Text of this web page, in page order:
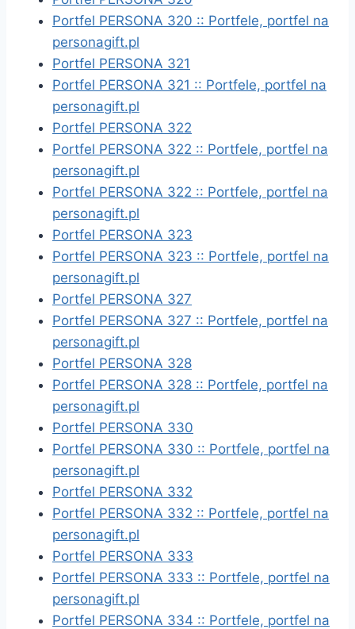
Portfel PERSONA 320 :: Portfele, portfel na
personagift.pl
Portfel PERSONA 321
Portfel PERSONA 321 :: Portfele, portfel na
personagift.pl
Portfel PERSONA 322
Portfel PERSONA 322 :: Portfele, portfel na
personagift.pl
Portfel PERSONA 322 :: Portfele, portfel na
personagift.pl
Portfel PERSONA 323
Portfel PERSONA 323 :: Portfele, portfel na
personagift.pl
Portfel PERSONA 327
Portfel PERSONA 327 :: Portfele, portfel na
personagift.pl
Portfel PERSONA 328
Portfel PERSONA 328 :: Portfele, portfel na
personagift.pl
Portfel PERSONA 330
Portfel PERSONA 330 :: Portfele, portfel na
personagift.pl
Portfel PERSONA 332
Portfel PERSONA 332 :: Portfele, portfel na
personagift.pl
Portfel PERSONA 333
Portfel PERSONA 333 :: Portfele, portfel na
personagift.pl
Portfel PERSONA 334 :: Portfele, portfel na